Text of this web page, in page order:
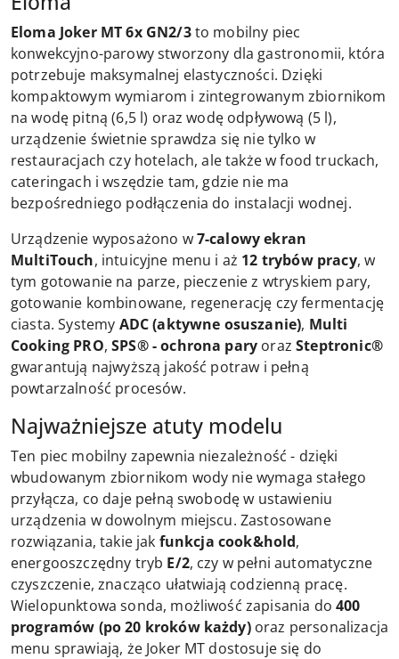
Eloma Joker MT 6x GN2/3to mobilny piec
konwekcyjno-parowy stworzony dla gastronomii, która
potrzebuje maksymalnej elastyczności. Dzięki
kompaktowym wymiarom i zintegrowanym zbiornikom
na wodę pitną (6,5 l) oraz wodę odpływową (5 l),
urządzenie świetnie sprawdza się nie tylko w
restauracjach czy hotelach, ale także w food truckach,
cateringach i wszędzie tam, gdzie nie ma
bezpośredniego podłączenia do instalacji wodnej.
Urządzenie wyposażono w7-calowy ekran
MultiTouch, intuicyjne menu i aż 12 trybów pracy, w
tym gotowanie na parze, pieczenie z wtryskiem pary,
gotowanie kombinowane, regenerację czy fermentację
ciasta. Systemy ADC (aktywne osuszanie), Multi
Cooking PRO,SPS® - ochrona pary orazSteptronic®
gwarantują najwyższą jakość potraw i pełną
powtarzalność procesów.
Najważniejsze atuty modelu
Ten piec mobilny zapewnia niezależność - dzięki
wbudowanym zbiornikom wody nie wymaga stałego
przyłącza, co daje pełną swobodę w ustawieniu
urządzenia w dowolnym miejscu. Zastosowane
rozwiązania, takie jak funkcja cook&hold,
energooszczędny tryb E/2, czy w pełni automatyczne
czyszczenie, znacząco ułatwiają codzienną pracę.
Wielopunktowa sonda, możliwość zapisania do400
programów (po 20 kroków każdy)oraz personalizacja
menu sprawiają, że Joker MT dostosuje się do